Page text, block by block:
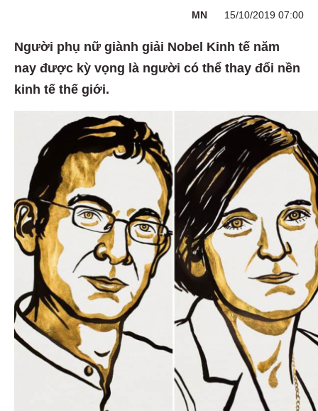
MN 15/10/2019 07:00
Người phụ nữ giành giải Nobel Kinh tế năm
nay được kỳ vọng là người có thể thay đổi nền
kinh tế thế giới.